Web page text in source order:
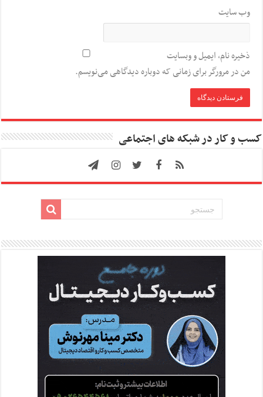
وب‌ سایت
ذخیره نام، ایمیل و وبسایت
من در مرورگر برای زمانی که دوباره دیدگاهی می‌نویسم.
کسب و کار در شبکه های اجتماعی